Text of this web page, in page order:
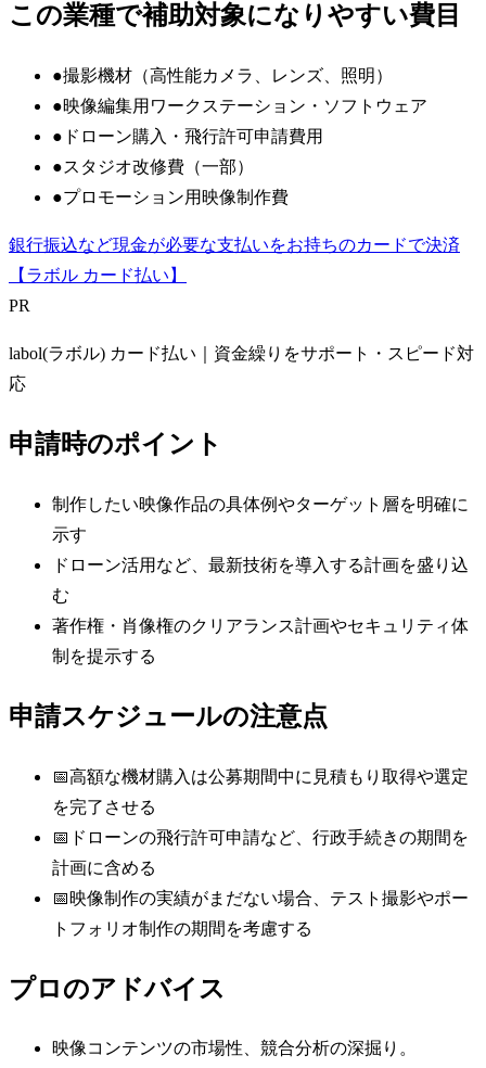
この業種で補助対象になりやすい費目
●撮影機材（高性能カメラ、レンズ、照明）
●映像編集用ワークステーション・ソフトウェア
● ドローン購入・飛行許可申請費用
●スタジオ改修費（一部）
●プロモーション用映像制作費
銀行振込など現金が必要な支払いをお持ちのカードで決済
【ラボル カード払い】
PR
labol(ラボル) カード払い｜資金繰りをサポート・スピード対
応
申請時のポイント
制作したい映像作品の具体例やターゲット層を明確に
示す
ドローン活用など、最新技術を導入する計画を盛り込
む
著作権・肖像権のクリアランス計画やセキュリティ体
制を提示する
申請スケジュールの注意点
📅高額な機材購入は公募期間中に見積もり取得や選定
を完了させる
📅 ドローンの飛行許可申請など、行政手続きの期間を
計画に含める
📅映像制作の実績がまだない場合、テスト撮影やポー
トフォリオ制作の期間を考慮する
プロのアドバイス
映像コンテンツの市場性、競合分析の深掘り。